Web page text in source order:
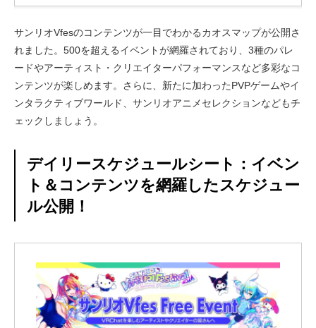
サンリオVfesのコンテンツが一目でわかるカオスマップが公開さ
れました。500を超えるイベントが網羅されており、3種のパレ
ードやアーティスト・クリエイターパフォーマンスなど多彩なコ
ンテンツが楽しめます。さらに、新たに加わったPVPゲームやイ
ンタラクティブワールド、サンリオアニメセレクションなどもチ
ェックしましょう。
デイリースケジュールシート：イベン
ト＆コンテンツを網羅したスケジュー
ル公開！